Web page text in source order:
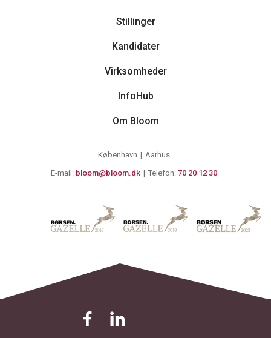
Stillinger
Kandidater
Virksomheder
InfoHub
Om Bloom
København
Aarhus
E-mail: bloom@bloom.dk Telefon: 70 20 12 30